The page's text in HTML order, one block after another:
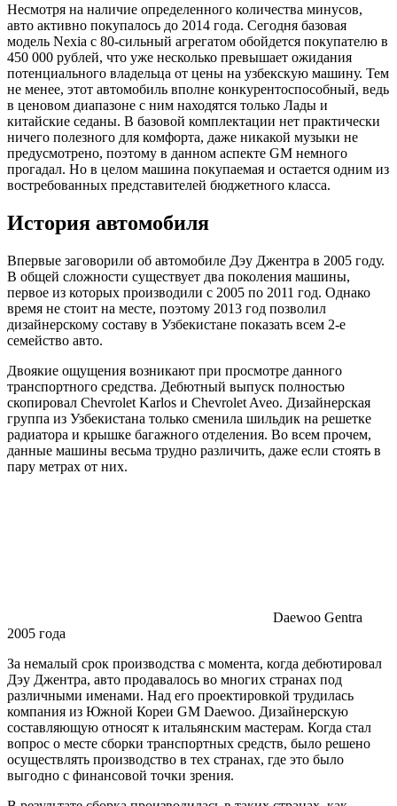
Несмотря на наличие определенного количества минусов,
авто активно покупалось до 2014 года. Сегодня базовая
модель Nexia с 80-сильный агрегатом обойдется покупателю в
450 000 рублей, что уже несколько превышает ожидания
потенциального владельца от цены на узбекскую машину. Тем
не менее, этот автомобиль вполне конкурентоспособный, ведь
в ценовом диапазоне с ним находятся только Лады и
китайские седаны. В базовой комплектации нет практически
ничего полезного для комфорта, даже никакой музыки не
предусмотрено, поэтому в данном аспекте GM немного
прогадал. Но в целом машина покупаемая и остается одним из
востребованных представителей бюджетного класса.
История автомобиля
Впервые заговорили об автомобиле Дэу Джентра в 2005 году.
В общей сложности существует два поколения машины,
первое из которых производили с 2005 по 2011 год. Однако
время не стоит на месте, поэтому 2013 год позволил
дизайнерскому составу в Узбекистане показать всем 2-е
семейство авто.
Двоякие ощущения возникают при просмотре данного
транспортного средства. Дебютный выпуск полностью
скопировал Chevrolet Karlos и Chevrolet Aveo. Дизайнерская
группа из Узбекистана только сменила шильдик на решетке
радиатора и крышке багажного отделения. Во всем прочем,
данные машины весьма трудно различить, даже если стоять в
пару метрах от них.
Daewoo Gentra
2005 года
За немалый срок производства с момента, когда дебютировал
Дэу Джентра, авто продавалось во многих странах под
различными именами. Над его проектировкой трудилась
компания из Южной Кореи GM Daewoo. Дизайнерскую
составляющую относят к итальянским мастерам. Когда стал
вопрос о месте сборки транспортных средств, было решено
осуществлять производство в тех странах, где это было
выгодно с финансовой точки зрения.